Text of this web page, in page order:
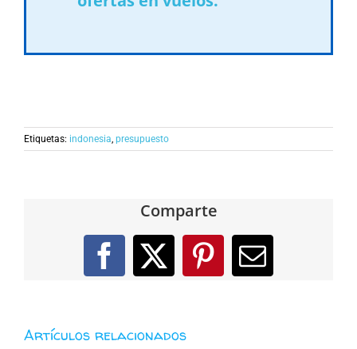
Etiquetas: indonesia, presupuesto
Comparte
Facebook
X PinterestCorreo
Artículos relacionados